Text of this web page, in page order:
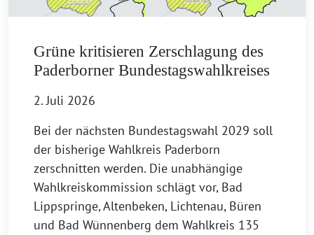
Grüne kritisieren Zerschlagung des
Paderborner Bundestagswahlkreises
2. Juli 2026
Bei der nächsten Bundestagswahl 2029 soll
der bisherige Wahlkreis Paderborn
zerschnitten werden. Die unabhängige
Wahlkreiskommission schlägt vor, Bad
Lippspringe, Altenbeken, Lichtenau, Büren
und Bad Wünnenberg dem Wahlkreis 135